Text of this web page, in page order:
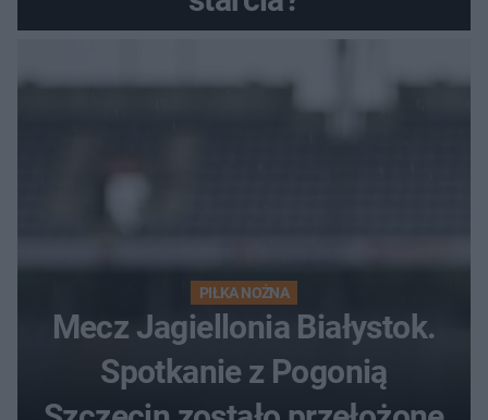
PIŁKA NOŻNA
Mecz Jagiellonia Białystok.
Spotkanie z Pogonią